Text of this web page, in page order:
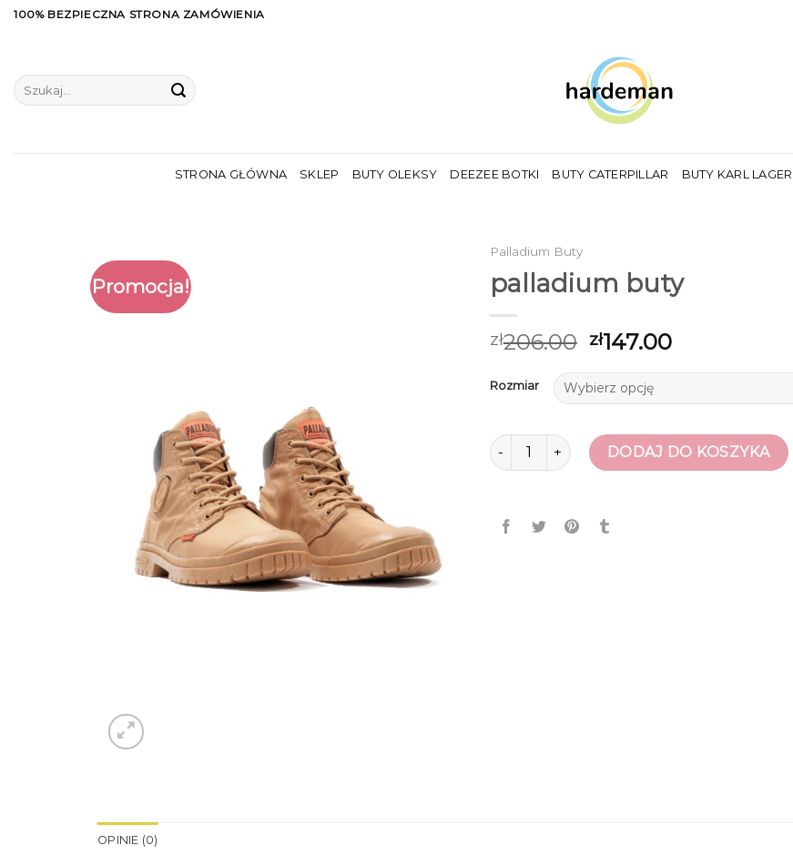
Skip100% BEZPIECZNA STRONA ZAMÓWIENIA
Szukaj:
STRONA GŁÓWNA SKLEP BUTY OLEKSY DEEZEE BOTKI BUTY CATERPILLAR BUTY KARL
Promocja!
Palladium Buty
palladium buty
zł206.00 zł147.00
Rozmiar
ilość palladium butyDODAJ DO KOSZYKA
OPINIE (0)